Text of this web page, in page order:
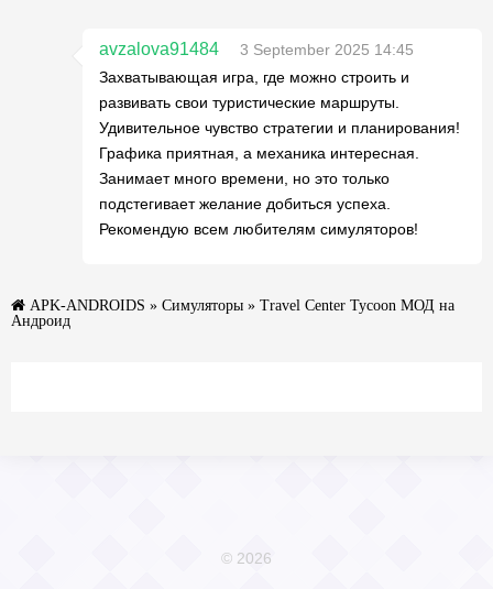
avzalova91484
3 September 2025 14:45
Захватывающая игра, где можно строить и
развивать свои туристические маршруты.
Удивительное чувство стратегии и планирования!
Графика приятная, а механика интересная.
Занимает много времени, но это только
подстегивает желание добиться успеха.
Рекомендую всем любителям симуляторов!
APK-ANDROIDS » Симуляторы » Travel Center Tycoon МОД на
Андроид
© 2026